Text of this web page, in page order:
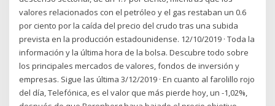
valores relacionados con el petróleo y el gas restaban un 0.6
por ciento por la caída del precio del crudo tras una subida
prevista en la producción estadounidense. 12/10/2019 · Toda la
información y la última hora de la bolsa. Descubre todo sobre
los principales mercados de valores, fondos de inversión y
empresas. Sigue las última 3/12/2019 · En cuanto al farolillo rojo
del día, Telefónica, es el valor que más pierde hoy, un -1,02%,